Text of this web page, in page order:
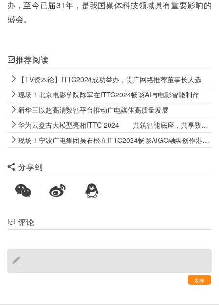
办，至今已届31年，是我国媒体科技领域具有重要影响的
盛会。
推荐阅读
【TV资本论】ITTC2024成功举办，贵广网络推荐董事长人选
现场！北京电影学院陈军在ITTC2024畅谈AI与电影智能制作
新华三以超高清数智平台推动广电媒体高质量发展
华为云盘古大模型亮相ITTC 2024——共筑智能底座，共享数智未来
现场！宁波广电集团吴石松在ITTC2024畅谈AIGC融媒创作港的研发与应用
分享到
评论
发布